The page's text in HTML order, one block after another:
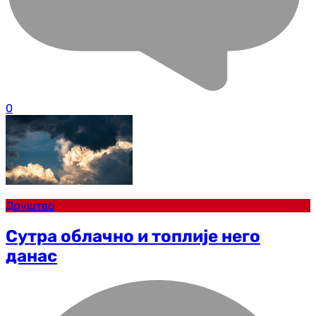
0
Друштво
Сутра облачно и топлије него
данас